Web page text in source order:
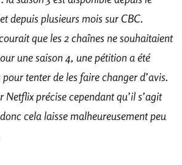
depuis plusieurs mois sur CBC.
que les 2 chaînes ne souhaitaient
une saison 4, une pétition a été
tenter de les faire changer d’avis.
Netflix précise cependant qu’il s’agit
cela laisse malheureusement peu